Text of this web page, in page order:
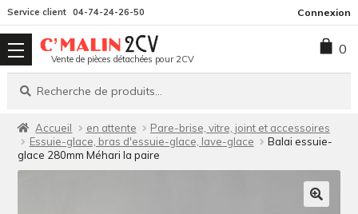
la
navigation
contenu
Service client 04-74-24-26-50 Connexion
Vente de pièces détachées pour 2CV
Recherche
Recherche
0
Accueil en attente
Pare-brise, vitre, joint et accessoires
Essuie-glace, bras d'essuie-glace, lave-glace
Balai essuie-
glace 280mm Méhari la paire